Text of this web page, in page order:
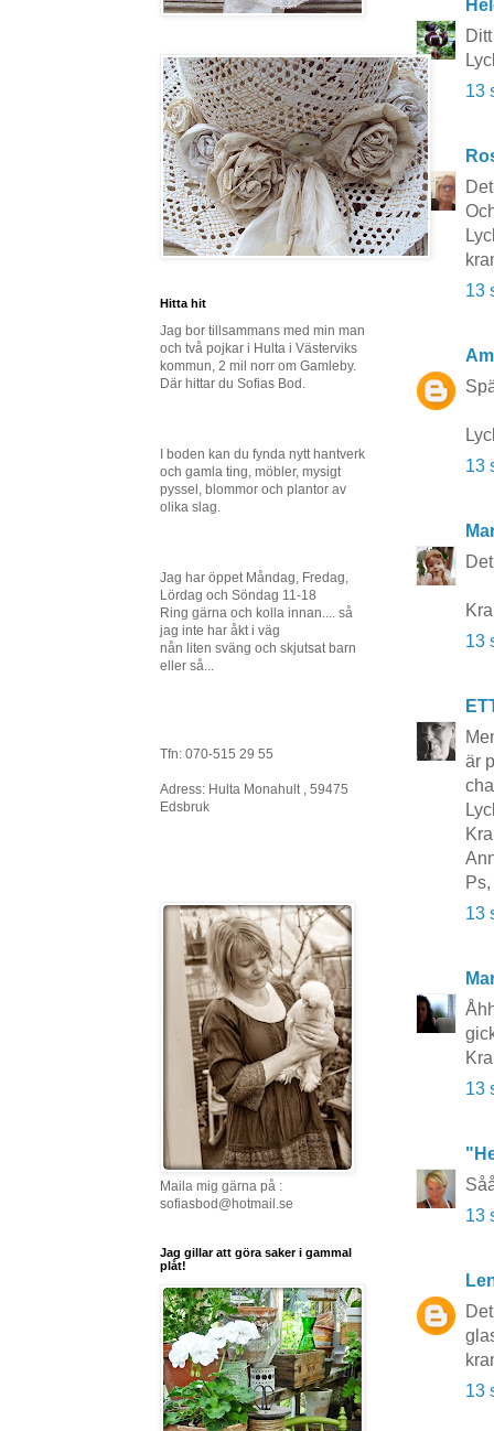
13
13
13
13
är
13
13
13
13
Hitta hit
Jag bor tillsammans med min man
och två pojkar i Hulta i Västerviks
kommun, 2 mil norr om Gamleby.
Där hittar du Sofias Bod.
I boden kan du fynda nytt hantverk
och gamla ting, möbler, mysigt
pyssel, blommor och plantor av
olika slag.
Jag har öppet Måndag, Fredag,
Lördag och Söndag 11-18
Ring gärna och kolla innan.... så
jag inte har åkt i väg
nån liten sväng och skjutsat barn
eller så...
Tfn: 070-515 29 55
Adress: Hulta Monahult , 59475
Edsbruk
Maila mig gärna på :
sofiasbod@hotmail.se
Jag gillar att göra saker i gammal
plåt!